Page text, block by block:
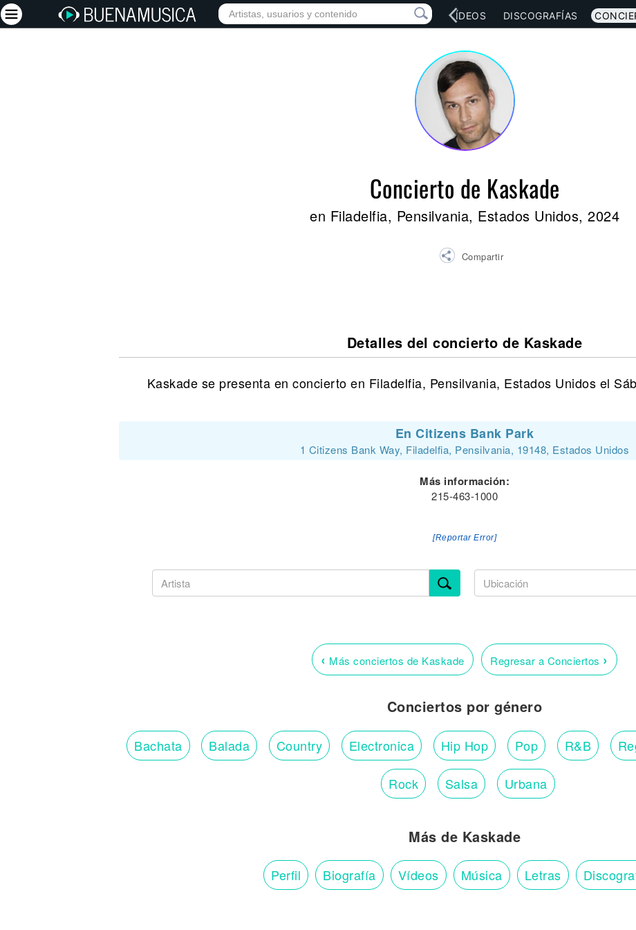
INICIO ARTISTAS RED SOCIAL MÚSICA VÍDEOS DISCOGRAFÍAS
Concierto de Kaskade
en Filadelfia, Pensilvania, Estados Unidos, 2024
Compartir
Detalles del concierto de Kaskade
Kaskade se presenta en concierto en Filadelfia, Pensilvania, Estados Unidos el
En Citizens Bank Park
1 Citizens Bank Way, Filadelfia, Pensilvania, 19148, Estados Unidos
Más información:
215-463-1000
[Reportar Error]
‹ Más conciertos de Kaskade Regresar a Conciertos ›
Conciertos por género
Bachata Balada Country Electronica Hip Hop Pop R&B
Rock Salsa Urbana
Más de Kaskade
Perfil Biografía Vídeos Música Letras